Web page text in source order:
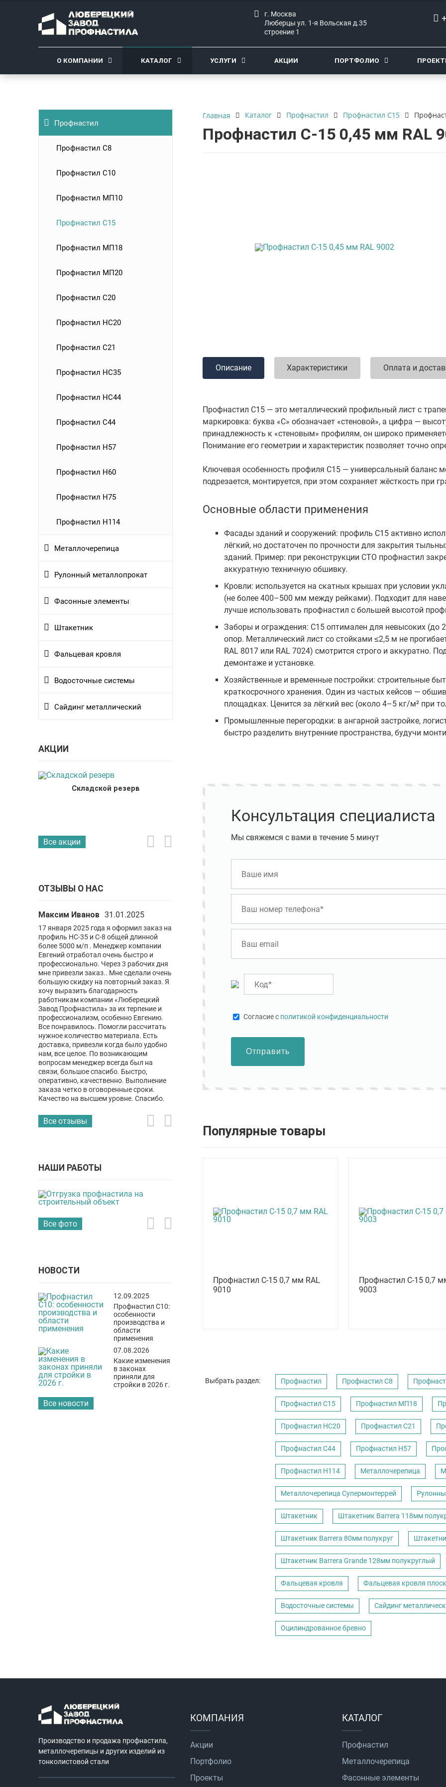
г. Москва
Люберцы ул. 1-я Вольская д.35
строение 1
О КОМПАНИИ КАТАЛОГ УСЛУГИ АКЦИИ ПОРТФОЛИО
Профнастил
Профнастил C8
Профнастил С10
Профнастил МП10
Профнастил С15
Профнастил МП18
Профнастил МП20
Профнастил С20
Профнастил НС20
Профнастил С21
Профнастил НС35
Профнастил НС44
Профнастил С44
Профнастил Н57
Профнастил Н60
Профнастил Н75
Профнастил Н114
Металлочерепица
Рулонный металлопрокат
Фасонные элементы
Штакетник
Фальцевая кровля
Водосточные системы
Сайдинг металлический
АКЦИИ
Складской резерв
Программа лояльности для
крупных клиентов "Оптовый
Альянс"
Все акции
ОТЗЫВЫ О НАС
Максим Иванов 31.01.2025
17 января 2025 года я оформил заказ на
профиль НС-35 и С-8 общей длинной
более 5000 м/п . Менеджер компании
Евгений отработал очень быстро и
профессионально. Через 3 рабочих дня
мне привезли заказ.. Мне сделали очень
большую скидку на повторный заказ. Я
хочу выразить благодарность
работникам компании «Люберецкий
Завод Профнастила» за их терпение и
профессионализм, особенно Евгению.
Все понравилось. Помогли рассчитать
нужное количество материала. Есть
доставка, привезли когда было удобно
нам, все целое. По возникающим
вопросам менеджер всегда был на
связи, большое спасибо. Быстро,
оперативно, качественно. Выполнение
заказа четко в оговоренные сроки.
Качество на высшем уровне. Спасибо.
Давид С 29.01.2025
Ребята крутые настоящие профи своего
дело !! Ни разу не пожалел что
обратился именно к вам, все прошло
успешно и без каких либо проблем,
желаю успехов вам, спасибо большое
Systems Eruscus
Покупали профнастил н75 и н114,
буду обращаться.
Все отзывы
НАШИ РАБОТЫ
Все фото
НОВОСТИ
12.09.2025
Профнастил С10:
особенности
производства и
области
применения
07.08.2026
Какие изменения
в законах
приняли для
стройки в 2026 г.
Все новости
Главная Каталог Профнастил Профнастил С15
Профнастил С-15 0,45 мм RAL
Описание Характеристики Оплата и
Профнастил С15 — это металлический профильный лист с
маркировка: буква «С» обозначает «стеновой», а цифра —
принадлежность к «стеновым» профилям, он широко
Понимание его геометрии и характеристик позволяет точно
Ключевая особенность профиля С15 — универсальный баланс
подрезается, монтируется, при этом сохраняет жёсткость при
Основные области применения
Фасады зданий и сооружений: профиль С15 активно
лёгкий, но достаточен по прочности для закрытия
зданий. Пример: при реконструкции СТО профнастил
аккуратную техничную обшивку.
Кровли: используется на скатных крышах при условии
(не более 400–500 мм между рейками). Подходит для
лучше использовать профнастил с большей высотой
Заборы и ограждения: С15 оптимален для невысоких (до
опор. Металлический лист со стойками ≤2,5 м не
RAL 8017 или RAL 7024) смотрится строго и аккуратно.
демонтаже и установке.
Хозяйственные и временные постройки: строительные
краткосрочного хранения. Один из частых кейсов —
площадках. Ценится за лёгкий вес (около 4–5 кг/м² при
Промышленные перегородки: в ангарной застройке,
быстро разделить внутренние пространства, будучи
Консультация специалиста
Мы свяжемся с вами в течение 5 минут
Cогласие с политикой конфиденциальности
Отправить
Популярные товары
Профнастил С-15 0,7 мм RAL
9010
Профнастил С-15 0,7
9003
Выбрать раздел: Профнастил Профнастил C8
Профнастил С15 Профнастил МП18
Профнастил НС20 Профнастил С21
Профнастил С44 Профнастил Н57
Профнастил Н114 Металлочерепица
Металлочерепица Супермонтеррей
Штакетник Штакетник Barrera 118мм
Штакетник Barrera 80мм полукруг
Штакетник Barrera Grande 128мм полукруглый
Фальцевая кровля Фальцевая кровля
Водосточные системы Сайдинг
Оцилиндрованное бревно
Производство и продажа профнастила,
металлочерепицы и других изделий из
тонколистовой стали
КОМПАНИЯ
Акции
Портфолио
Проекты
КАТАЛОГ
Профнастил
Металлочерепица
Фасонные элементы